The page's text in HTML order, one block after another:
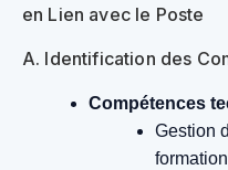
en Lien avec le Poste
A. Identification des
Compétences
Gestion